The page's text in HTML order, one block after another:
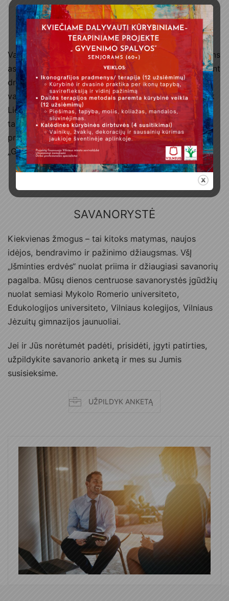
PROJEKTAI
Vaikų dienos centro pagalba atvykusiems ir grįžusiems
asmenims ruošiant namų darbus, užduotis, susirandant
draugų; 2 dienų su nakvyne kelionė keliu, kalnais ir
vandeniu aplankant Panemunės pilis iki Nidos „Pažink
Lietuvą“; žygiai regioniniuose parkuose pažintiniais
takais aplink Vilnių „Pažink Lietuvą“; sveikatingumo
programa Fabijoniškių baseine; kalėdinė vakaronė
„Gyvenu Lietuvoje“.
SAVANORYSTĖ
Kiekvienas žmogus – tai kitoks matymas, naujos
idėjos, bendravimo ir pažinimo džiaugsmas. VšĮ
„Išminties erdvės“ nuolat priima ir džiaugiasi savanorių
pagalba. Mūsų dienos centruose savanorystės įgūdžių
nuolat semiasi Mykolo Romerio universiteto,
Edukologijos universiteto, Vilniaus kolegijos, Vilniaus
Jėzuitų gimnazijos jaunuoliai.
Jei ir Jūs norėtumėt padėti, prisidėti, įgyti patirties,
užpildykite savanorio anketą ir mes su Jumis
susisieksime.
UŽPILDYK ANKETĄ